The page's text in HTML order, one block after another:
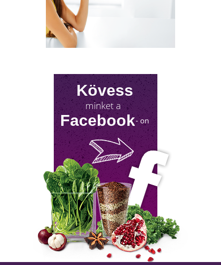
Sokan gondolják, hogy a változókor csak a
nőket érinti. Valójában a férfiaknál is
jelentkezik a tesztoszteronszint fokozatos
csökkenése, amit andropauzának vagy
Milyen lehetőségeket rejt? Olvass tovább!
NYIROKRENDSZER KISOKOS
A nyirokrendszerünk fontosságáról keveset
Kövess
minket a
Facebook- on